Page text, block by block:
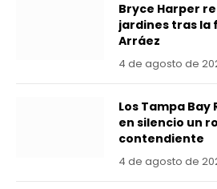
Bryce Harper
jardines tras la
Arráez
4 de agosto de
Los Tampa Bay
en silencio un
contendiente
4 de agosto de